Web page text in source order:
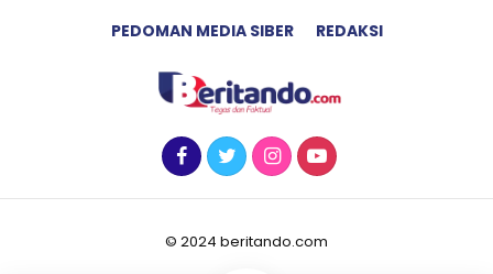
PEDOMAN MEDIA SIBER REDAKSI
© 2024 beritando.com